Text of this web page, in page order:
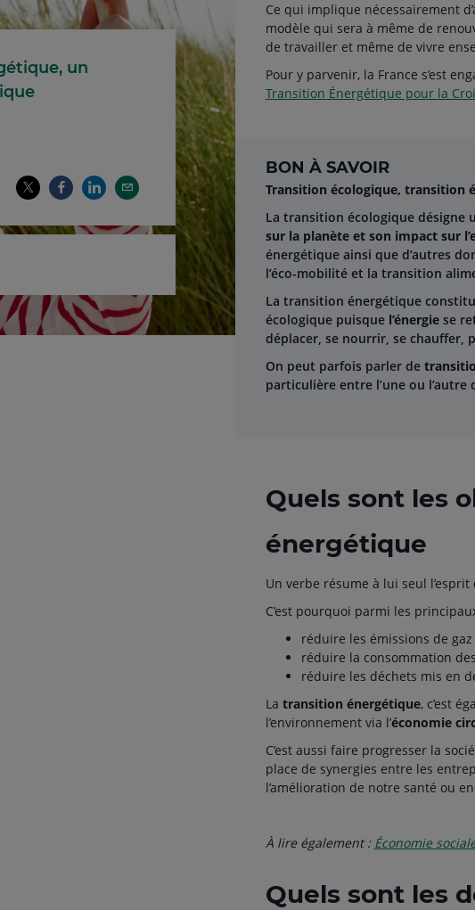
un
Ce qui implique nécessairement
modèle qui sera à même de
de travailler et même de vivre
Pour y parvenir, la France s’est
Transition Énergétique pour la
BON À SAVOIR
Transition écologique, transition
La transition écologique désigne
sur la planète et son impact sur
énergétique ainsi que d’autres
l’éco-mobilité et la transition
La transition énergétique
écologique puisque l’énergiese
déplacer, se nourrir, se chauffer,
On peut parfois parler de
particulière entre l’une ou l’autre
Quels sont les
énergétique
Un verbe résume à lui seul
C’est pourquoi parmi les
réduire les émissions de
réduire la consommation
réduire les déchets mis en
La transition énergétique, c’est
l’environnement via l’économie
C’est aussi faire progresser la
place de synergies entre les
l’amélioration de notre santé ou
À lire également : Économie
Quels sont les